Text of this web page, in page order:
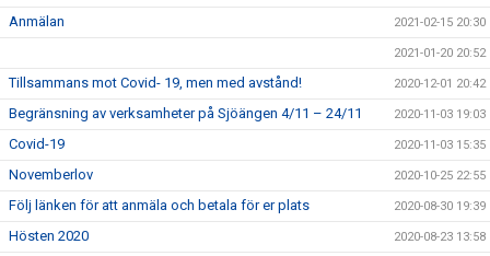
Anmälan 2021-02-15 20:30
2021-01-20 20:52
Tillsammans mot Covid- 19, men med avstånd! 2020-12-01 20:42
Begränsning av verksamheter på Sjöängen 4/11 – 24/11 2020-11-03 19:03
Covid-19 2020-11-03 15:35
Novemberlov 2020-10-25 22:55
Följ länken för att anmäla och betala för er plats 2020-08-30 19:39
Hösten 2020 2020-08-23 13:58